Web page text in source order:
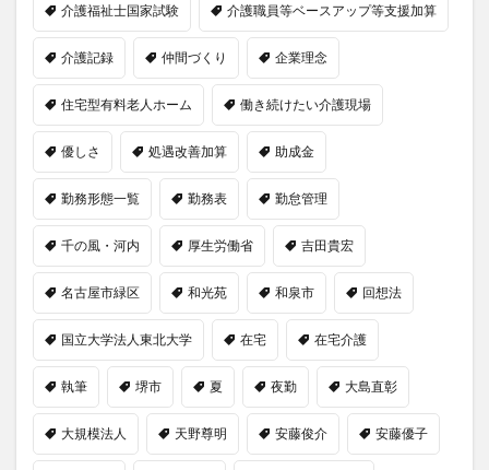
介護福祉士国家試験 介護職員等ベースアップ等支援加算
介護記録 仲間づくり 企業理念
住宅型有料老人ホーム 働き続けたい介護現場
優しさ 処遇改善加算 助成金
勤務形態一覧 勤務表 勤怠管理
千の風・河内 厚生労働省 吉田貴宏
名古屋市緑区 和光苑 和泉市 回想法
国立大学法人東北大学 在宅 在宅介護
執筆 堺市 夏 夜勤 大島直彰
大規模法人 天野尊明 安藤俊介 安藤優子